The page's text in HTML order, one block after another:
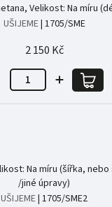
Velikost: Na míru
UŠIJEME| 1705/SME
2 150 Kč
Na míru (šířka,
/jiné úpravy)
UŠIJEME| 1705/SME2